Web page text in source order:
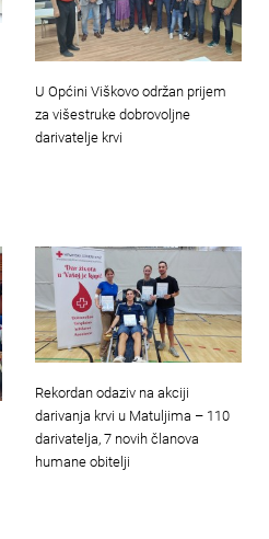
U Općini Viškovo održan prijem
za višestruke dobrovoljne
darivatelje krvi
Rekordan odaziv na akciji
darivanja krvi u Matuljima – 110
darivatelja, 7 novih članova
humane obitelji